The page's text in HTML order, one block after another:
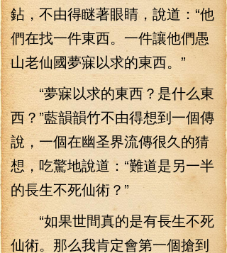
鉆，不由得瞇著眼睛，說道：“他
們在找一件東西。一件讓他們愚
山老仙國夢寐以求的東西。”
“夢寐以求的東西？是什么東
西？”藍韻韻竹不由得想到一個傳
說，一個在幽圣界流傳很久的猜
想，吃驚地說道：“難道是另一半
的長生不死仙術？”
“如果世間真的是有長生不死
仙術。那么我肯定會第一個搶到